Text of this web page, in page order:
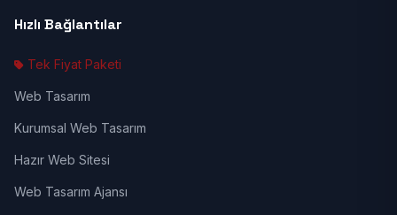
Hızlı Bağlantılar
Tek Fiyat Paketi
Web Tasarım
Kurumsal Web Tasarım
Hazır Web Sitesi
Web Tasarım Ajansı